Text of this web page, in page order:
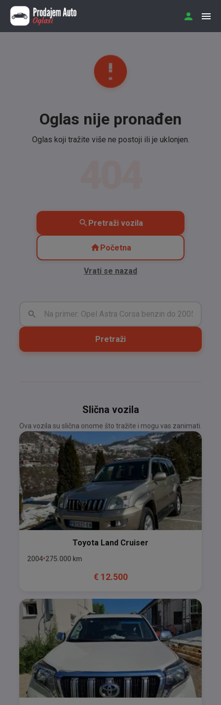
Oglas nije pronađen
Oglas koji tražite više ne postoji ili je uklonjen.
Pretraži vozila
Početna
Vrati se nazad
Pretraži
Slična vozila
Ova vozila su slična onome što tražite i mogu vas zanimati.
Toyota Land Cruiser
2004 275.000 km
€ 12.500